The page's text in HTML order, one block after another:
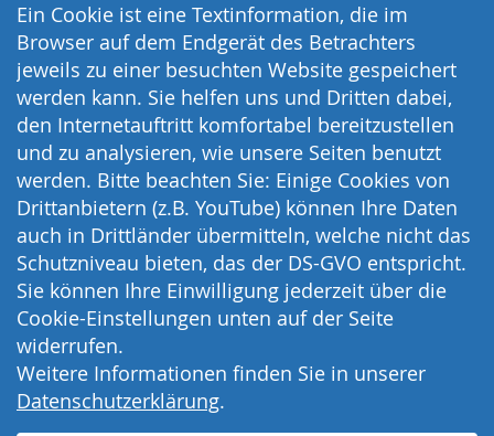
Ein Cookie ist eine Textinformation, die im
Browser auf dem Endgerät des Betrachters
jeweils zu einer besuchten Website gespeichert
werden kann. Sie helfen uns und Dritten dabei,
den Internetauftritt komfortabel bereitzustellen
und zu analysieren, wie unsere Seiten benutzt
werden. Bitte beachten Sie: Einige Cookies von
Drittanbietern (z.B. YouTube) können Ihre Daten
auch in Drittländer übermitteln, welche nicht das
Schutzniveau bieten, das der DS-GVO entspricht.
Sie können Ihre Einwilligung jederzeit über die
Cookie-Einstellungen unten auf der Seite
widerrufen.
Weitere Informationen finden Sie in unserer
Datenschutzerklärung.